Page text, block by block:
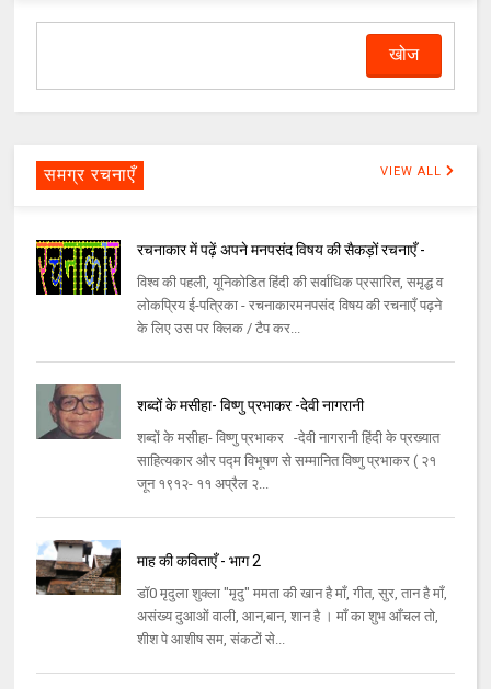
समग्र रचनाएँ VIEW ALL
रचनाकार में पढ़ें अपने मनपसंद विषय की सैकड़ों रचनाएँ -
विश्व की पहली, यूनिकोडित हिंदी की सर्वाधिक प्रसारित, समृद्ध व
लोकप्रिय ई-पत्रिका - रचनाकारमनपसंद विषय की रचनाएँ पढ़ने
के लिए उस पर क्लिक / टैप कर...
शब्दों के मसीहा- विष्णु प्रभाकर -देवी नागरानी
शब्दों के मसीहा- विष्णु प्रभाकर -देवी नागरानी हिंदी के प्रख्यात
साहित्यकार और पद्म विभूषण से सम्मानित विष्णु प्रभाकर ( २१
जून १९१२- ११ अप्रैल २...
माह की कविताएँ - भाग 2
डॉ0 मृदुला शुक्ला "मृदु" ममता की खान है माँ, गीत, सुर, तान है माँ,
असंख्य दुआओं वाली, आन,बान, शान है । माँ का शुभ आँचल तो,
शीश पे आशीष सम, संकटों से...